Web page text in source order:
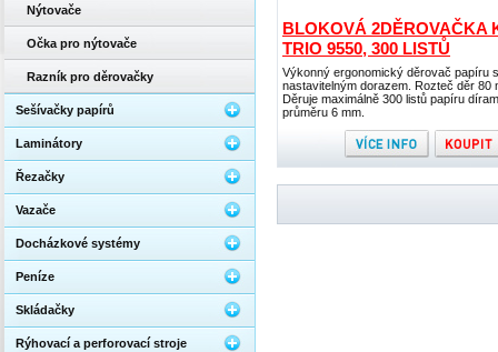
BLOKOVÁ 2DĚROVAČKA
TRIO 9550, 300 LISTŮ
Výkonný ergonomický děrovač papíru s
nastavitelným dorazem. Rozteč děr 80
Děruje maximálně 300 listů papíru
průměru 6 mm.
Nýtovače
Očka pro nýtovače
Razník pro děrovačky
Sešívačky papírů
Laminátory
Řezačky
Vazače
Docházkové systémy
Peníze
Skládačky
Rýhovací a perforovací stroje